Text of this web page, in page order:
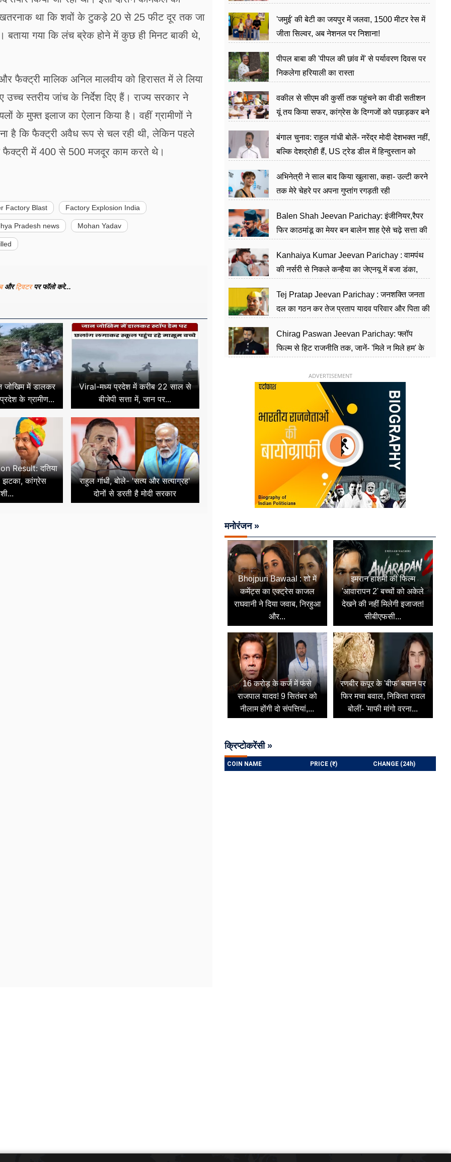
खतरनाक था कि शवों के टुकड़े 20 से 25 फीट दूर तक जा
गया कि लंच ब्रेक होने में कुछ ही मिनट बाकी थे,
फैक्ट्री मालिक अनिल मालवीय को हिरासत में ले लिया
स्तरीय जांच के निर्देश दिए हैं। राज्य सरकार ने
के मुफ्त इलाज का ऐलान किया है। वहीं ग्रामीणों ने
है कि फैक्ट्री अवैध रूप से चल रही थी, लेकिन पहले
फैक्ट्री में 400 से 500 मजदूर काम करते थे।
Factory Blast Factory Explosion India
Pradesh news Mohan Yadav
औरट्विटरपर फॉलो करे...
जोखिम में डालकर
के ग्रामीण...
Viral-मध्य प्रदेश में करीब 22 साल से
बीजेपी सत्ता में, जान पर...
Result: दतिया
झटका, कांग्रेस
राहुल गांधी, बोले- 'सत्य और सत्याग्रह'
दोनों से डरती है मोदी सरकार
'जमुई' की बेटी का जयपुर में जलवा, 1500 मीटर रेस में
जीता सिल्वर, अब नेशनल पर निशाना!
पीपल बाबा की 'पीपल की छांव में' से पर्यावरण दिवस पर
निकलेगा हरियाली का रास्ता
वकील से सीएम की कुर्सी तक पहुंचने का वीडी सतीशन
यूं तय किया सफर, कांग्रेस के दिग्गजों को पछाड़कर बने
बंगाल चुनाव: राहुल गांधी बोलें- नरेंद्र मोदी देशभक्त नहीं,
बल्कि देशद्रोही हैं, US ट्रेड डील में हिन्दुस्तान को
अभिनेत्री ने साल बाद किया खुलासा, कहा- उल्टी करने
तक मेरे चेहरे पर अपना गुप्तांग रगड़ती रही
Balen Shah Jeevan Parichay: इंजीनियर,रैपर
फिर काठमांडू का मेयर बन बालेन शाह ऐसे चढ़े सत्ता की
Kanhaiya Kumar Jeevan Parichay : वामपंथ
की नर्सरी से निकले कन्हैया का जेएनयू में बजा डंका,
Tej Pratap Jeevan Parichay : जनशक्ति जनता
दल का गठन कर तेज प्रताप यादव परिवार और पिता की
Chirag Paswan Jeevan Parichay: फ्लॉप
फिल्म से हिट राजनीति तक, जानें- 'मिले न मिले हम' के
ADVERTISEMENT
मनोरंजन »
Bhojpuri Bawaal : शो में
कमेंट्स का एक्ट्रेस काजल
राघवानी ने दिया जवाब, निरहुआ
और...
इमरान हाशमी की फिल्म
'आवारापन 2' बच्चों को अकेले
देखने की नहीं मिलेगी इजाजत!
सीबीएफसी...
16 करोड़ के कर्ज में फंसे
राजपाल यादव! 9 सितंबर को
नीलाम होंगी दो संपत्तियां,...
रणबीर कपूर के 'बीफ' बयान पर
फिर मचा बवाल, निकिता रावल
बोलीं- 'माफी मांगो वरना...
क्रिप्टोकरेंसी »